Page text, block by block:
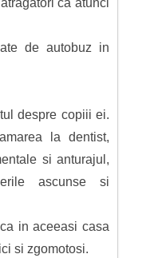
ca atunci
de autobuz in
despre copiii ei.
la dentist,
si anturajul,
ascunse si
in aceeasi casa
si zgomotosi.